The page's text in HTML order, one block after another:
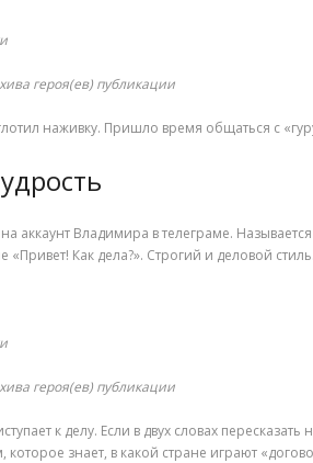
героя(ев) публикации
наживку. Пришло время общаться с
аккаунт Владимира в телеграме.
«Привет! Как дела?». Строгий и деловой
героя(ев) публикации
к делу. Если в двух словах
знает, в какой стране играют